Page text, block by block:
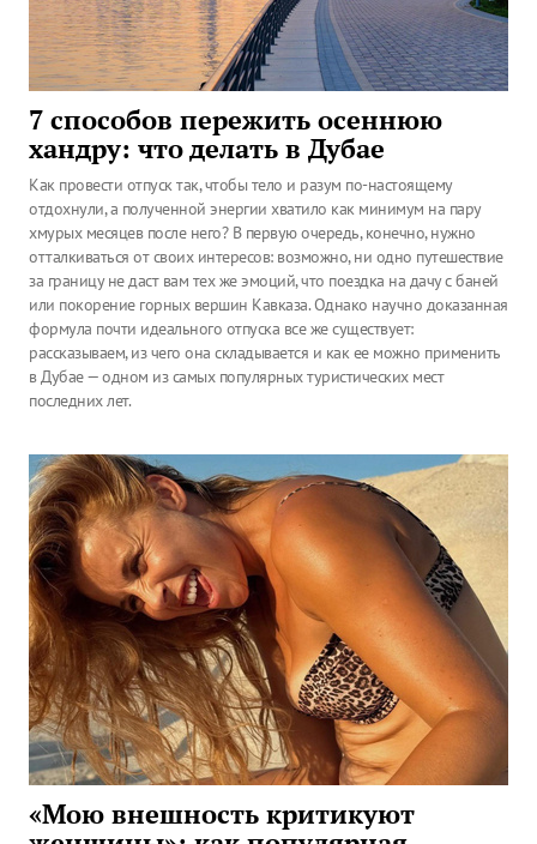
7 способов пережить осеннюю
хандру: что делать в Дубае
Как провести отпуск так, чтобы тело и разум по-настоящему
отдохнули, а полученной энергии хватило как минимум на пару
хмурых месяцев после него? В первую очередь, конечно, нужно
отталкиваться от своих интересов: возможно, ни одно путешествие
за границу не даст вам тех же эмоций, что поездка на дачу с баней
или покорение горных вершин Кавказа. Однако научно доказанная
формула почти идеального отпуска все же существует:
рассказываем, из чего она складывается и как ее можно применить
в Дубае — одном из самых популярных туристических мест
последних лет.
«Мою внешность критикуют